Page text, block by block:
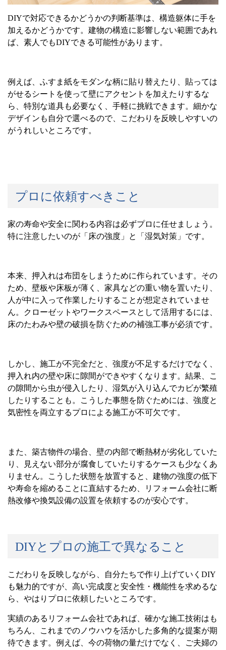
DIYで対応できるかどうかの判断基準は、構造躯体に手を
加えるかどうかです。建物の構造に影響しない範囲であれ
ば、素人でもDIYできる可能性があります。
例えば、ふすま紙をモダンな柄に貼り替えたり、貼っては
がせるシートを使って壁にアクセントを加えたりするな
ら、特別な道具も必要なく、手軽に挑戦できます。細かな
デザインも自分で選べるので、こだわりを反映しやすいの
がうれしいところです。
プロに依頼すべきこと
家の寿命や安全に関わる内容は必ずプロに任せましょう。
特に注意したいのが「床の強度」と「湿気対策」です。
本来、押入れは布団をしまうために作られています。その
ため、壁板や床板が薄く、家具などの重い物を置いたり、
人が中に入って作業したりすることが想定されていませ
ん。クローゼットやワークスペースとして活用するには、
床のたわみや壁の破損を防ぐための補強工事が必須です。
しかし、施工が不完全だと、強度が不足するだけでなく、
押入れ内の壁や床に隙間ができやすくなります。結果、こ
の隙間から虫が侵入したり、湿気が入り込んでカビが繁殖
したりすることも。こうした事態を防ぐためには、強度と
気密性を両立するプロによる施工が不可欠です。
また、築古物件の場合、壁の内部で断熱材が劣化していた
り、見えない部分が腐食していたりするケースも少なくあ
りません。こうした状態を放置すると、建物の強度の低下
や寿命を縮めることに直結するため、リフォーム会社に断
熱改修や換気設備の設置を依頼するのが安心です。
DIYとプロの施工で異なること
こだわりを反映しながら、自分たちで作り上げていく DIY
も魅力的ですが、高い完成度と安全性・機能性を求めるな
ら、やはりプロに依頼したいところです。
実績のあるリフォーム会社であれば、確かな施工技術はも
ちろん、これまでのノウハウを活かした多角的な提案が期
待できます。例えば、今の荷物の量だけでなく、ご夫婦の